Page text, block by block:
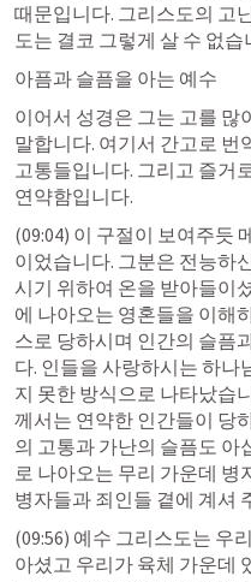
때문입니다. 그리스도의 고
도는 결코 그렇게 살 수 없습
아픔과 슬픔을 아는 예수
이어서 성경은 그는 고를 많
말합니다. 여기서 간고로 번
고통들입니다. 그리고 즐거
연약함입니다.
(09:04) 이 구절이 보여주듯
이었습니다. 그분은 전능하
시기 위하여 온을 받아들이
에 나아오는 영혼들을 이해
스로 당하시며 인간의 슬픔
다. 인들을 사랑하시는 하나
지 못한 방식으로 나타났습
께서는 연약한 인간들이 당
의 고통과 가난의 슬픔도 아
로 나아오는 무리 가운데 병
병자들과 죄인들 곁에 계셔
(09:56) 예수 그리스도는 우
아셨고 우리가 육체 가운데